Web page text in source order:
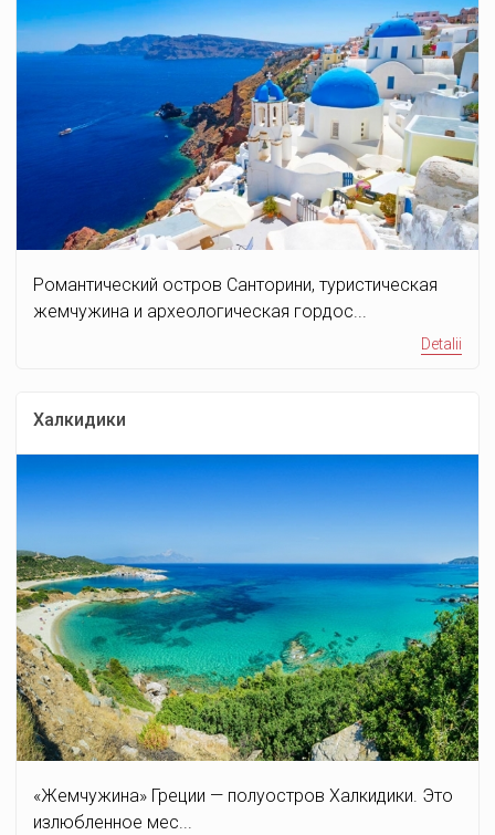
Романтический остров Санторини, туристическая
жемчужина и археологическая гордос...
Detalii
Халкидики
«Жемчужина» Греции — полуостров Халкидики. Это
излюбленное мес...